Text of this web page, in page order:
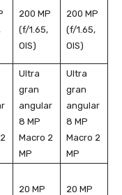
200 MP
(f/1.65,
OIS)
200 MP
(f/1.65,
OIS)
Ultra
gran
angular
8 MP
Macro 2
MP
Ultra
gran
angular
8 MP
Macro 2
MP
20 MP 20 MP